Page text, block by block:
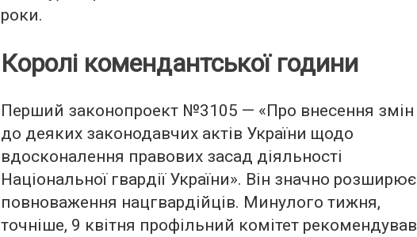
роки.
Королі комендантської години
Перший законопроект №3105 — «Про внесення змін
до деяких законодавчих актів України щодо
вдосконалення правових засад діяльності
Національної гвардії України». Він значно розширює
повноваження нацгвардійців. Минулого тижня,
точніше, 9 квітня профільний комітет рекомендував